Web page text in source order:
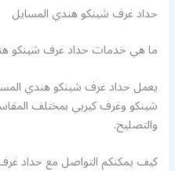
حداد غرف شينكو هندي المسايل
ما هي خدمات حداد غرف شينكو
يعمل حداد غرف شينكو هندي
شينكو وغرف كيربي بمختلف
والتصليح.
كيف يمكنكم التواصل مع حداد